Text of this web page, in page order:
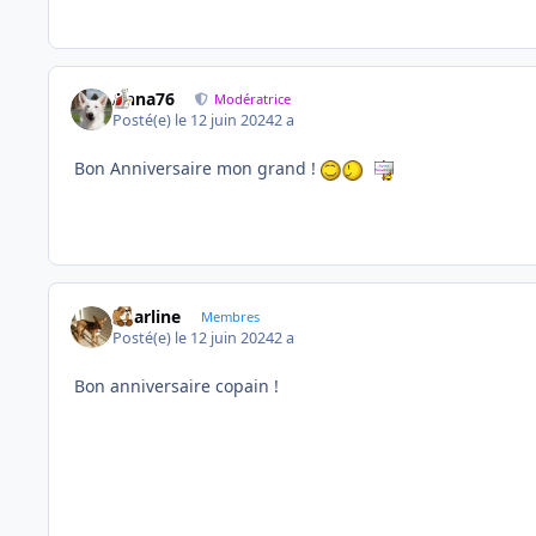
Anna76 Modératrice
Posté(e) le 12 juin 20242 a
Bon Anniversaire mon grand !
Charline Membres
Posté(e) le 12 juin 20242 a
Bon anniversaire copain !